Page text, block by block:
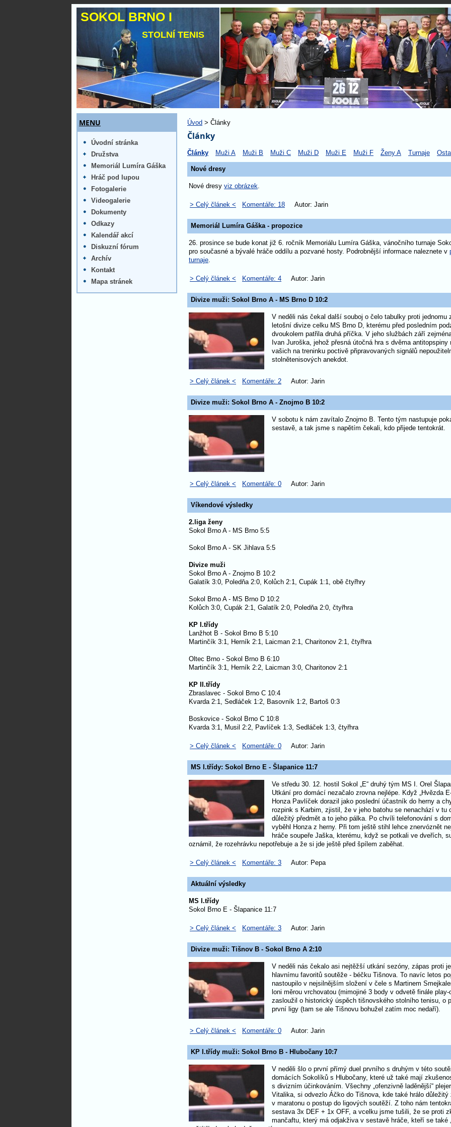
Úvod > Články
Články
Články Muži A Muži B Muži C Muži D Muži E Muži F Ženy A Turnaje
Nové dresy
Nové dresy viz obrázek.
> Celý článek < Komentáře: 18 Autor: Jarin
Memoriál Lumíra Gáška - propozice
26. prosince se bude konat již 6. ročník Memoriálu Lumíra Gáška, vánočního turnaje
pro současné a bývalé hráče oddílu a pozvané hosty. Podrobnější informace naleznete v
turnaje.
> Celý článek < Komentáře: 4 Autor: Jarin
Divize muži: Sokol Brno A - MS Brno D 10:2
V neděli nás čekal další souboj o čelo tabulky proti jednomu
letošní divize celku MS Brno D, kterému před posledním
dvoukolem patřila druhá příčka. V jeho službách září
Ivan Juroška, jehož přesná útočná hra s dvěma antitopspiny
vašich na treninku poctivě připravovaných signálů
stolnětenisových anekdot.
> Celý článek < Komentáře: 2 Autor: Jarin
Divize muži: Sokol Brno A - Znojmo B 10:2
V sobotu k nám zavítalo Znojmo B. Tento tým nastupuje
sestavě, a tak jsme s napětím čekali, kdo přijede tentokrát.
> Celý článek < Komentáře: 0 Autor: Jarin
Víkendové výsledky
2.liga ženy
Sokol Brno A - MS Brno 5:5
Sokol Brno A - SK Jihlava 5:5
Divize muži
Sokol Brno A - Znojmo B 10:2
Galatík 3:0, Poledňa 2:0, Kolůch 2:1, Cupák 1:1, obě čtyřhry
Sokol Brno A - MS Brno D 10:2
Kolůch 3:0, Cupák 2:1, Galatík 2:0, Poledňa 2:0, čtyřhra
KP I.třídy
Lanžhot B - Sokol Brno B 5:10
Martinčík 3:1, Herník 2:1, Laicman 2:1, Charitonov 2:1, čtyřhra
Oltec Brno - Sokol Brno B 6:10
Martinčík 3:1, Herník 2:2, Laicman 3:0, Charitonov 2:1
KP II.třídy
Zbraslavec - Sokol Brno C 10:4
Kvarda 2:1, Sedláček 1:2, Basovník 1:2, Bartoš 0:3
Boskovice - Sokol Brno C 10:8
Kvarda 3:1, Musil 2:2, Pavlíček 1:3, Sedláček 1:3, čtyřhra
> Celý článek < Komentáře: 0 Autor: Jarin
MS I.třídy: Sokol Brno E - Šlapanice 11:7
Ve středu 30. 12. hostil Sokol „E“ druhý tým MS I. Orel
Utkání pro domácí nezačalo zrovna nejlépe. Když „Hvězda
Honza Pavlíček dorazil jako poslední účastník do herny a
rozpink s Karbim, zjistil, že v jeho batohu se nenachází v tu
důležitý předmět a to jeho pálka. Po chvíli telefonování s
vyběhl Honza z herny. Při tom ještě stihl lehce znervóznět
hráče soupeře Jaška, kterému, když se potkali ve dveřích,
oznámil, že rozehrávku nepotřebuje a že si jde ještě před špílem zaběhat.
> Celý článek < Komentáře: 3 Autor: Pepa
Aktuální výsledky
MS I.třídy
Sokol Brno E - Šlapanice 11:7
> Celý článek < Komentáře: 3 Autor: Jarin
Divize muži: Tišnov B - Sokol Brno A 2:10
V neděli nás čekalo asi nejtěžší utkání sezóny, zápas proti
hlavnímu favoritů soutěže - béčku Tišnova. To navíc letos
nastoupilo v nejsilnějším složení v čele s Martinem
loni měrou vrchovatou (mimojiné 3 body v odvetě finále
zasloužil o historický úspěch tišnovského stolního tenisu, o
první ligy (tam se ale Tišnovu bohužel zatím moc nedaří).
> Celý článek < Komentáře: 0 Autor: Jarin
KP I.třídy muži: Sokol Brno B - Hlubočany 10:7
V neděli šlo o první přímý duel prvního s druhým v této
domácích Sokolíků s Hlubočany, které už také mají
s divizním účinkováním. Všechny „ofenzivně laděnější“
Vitalika, si odvezlo Áčko do Tišnova, kde také hrálo důležitý
v maratonu o postup do ligových soutěží. Z toho nám
sestava 3x DEF + 1x OFF, a vcelku jsme tušili, že se proti
mančaftu, který má odjakživa v sestavě hráče, kteří se také
MENU
Úvodní stránka
Družstva
Memoriál Lumíra Gáška
Hráč pod lupou
Fotogalerie
Videogalerie
Dokumenty
Odkazy
Kalendář akcí
Diskuzní fórum
Archív
Kontakt
Mapa stránek
SOKOL BRNO I
STOLNÍ TENIS